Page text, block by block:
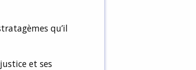
qu’il
et ses